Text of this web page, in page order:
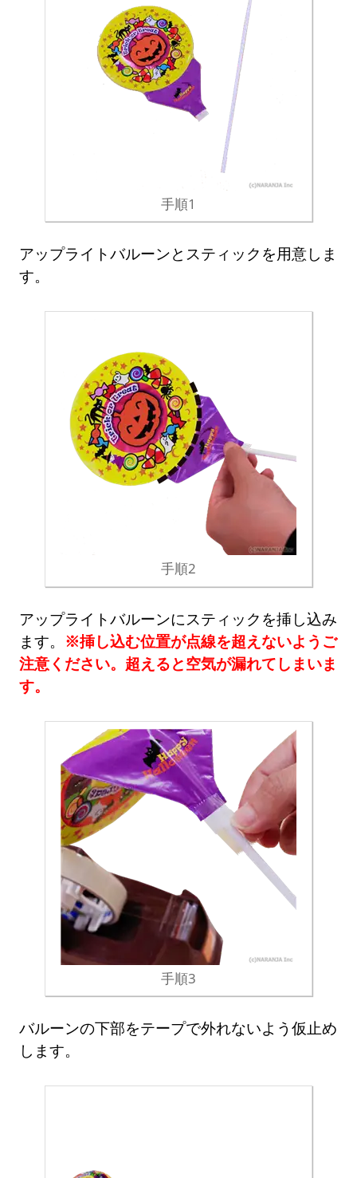
手順1
アップライトバルーンとスティックを用意しま
す。
手順2
アップライトバルーンにスティックを挿し込み
ます。 ※挿し込む位置が点線を超えないようご
注意ください。超えると空気が漏れてしまいま
す。
手順3
バルーンの下部をテープで外れないよう仮止め
します。